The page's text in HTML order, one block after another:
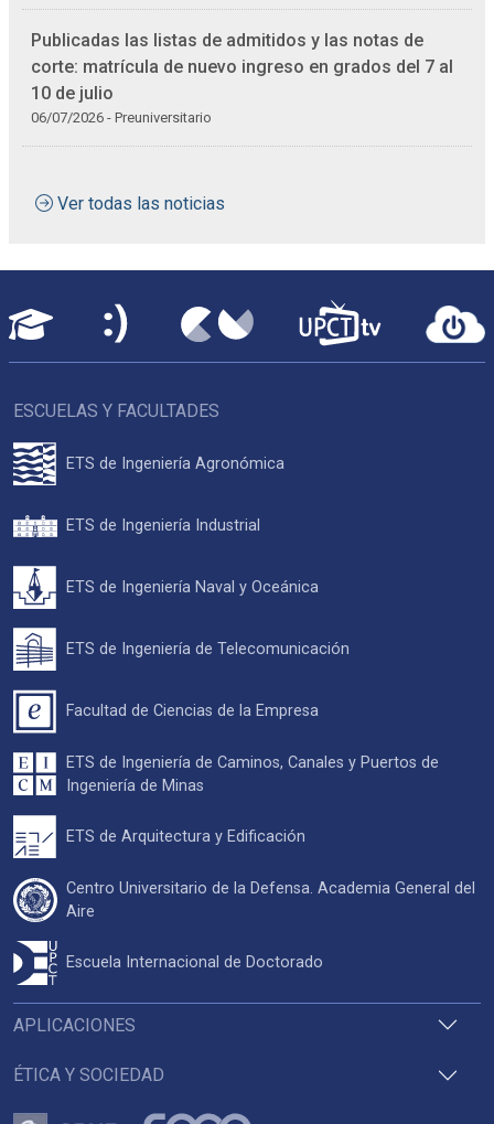
Publicadas las listas de admitidos y las notas de
corte: matrícula de nuevo ingreso en grados del 7 al
10 de julio
06/07/2026 - Preuniversitario
Ver todas las noticias
APLICACIONES
ÉTICA Y SOCIEDAD
ESCUELAS Y FACULTADES
ETS de Ingeniería Agronómica
ETS de Ingeniería Industrial
ETS de Ingeniería Naval y Oceánica
ETS de Ingeniería de Telecomunicación
Facultad de Ciencias de la Empresa
ETS de Ingeniería de Caminos, Canales y Puertos de
Ingeniería de Minas
ETS de Arquitectura y Edificación
Centro Universitario de la Defensa. Academia General del
Aire
Escuela Internacional de Doctorado